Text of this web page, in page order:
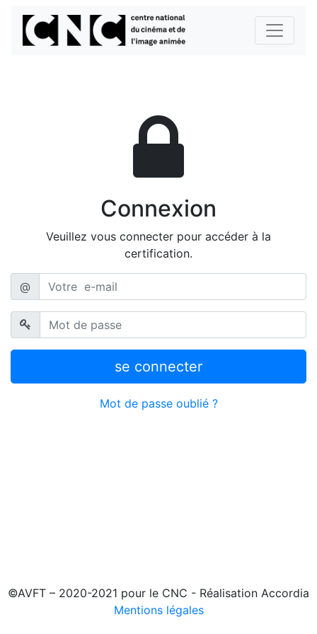
Connexion
Veuillez vous connecter pour accéder à la
certification.
@
se connecter
Mot de passe oublié ?
©AVFT – 2020-2021 pour le CNC - Réalisation Accordia
Mentions légales